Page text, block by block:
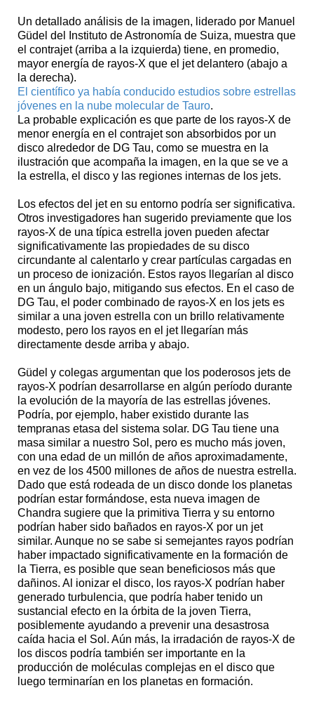
Un detallado análisis de la imagen, liderado por Manuel
Güdel del Instituto de Astronomía de Suiza, muestra que
el contrajet (arriba a la izquierda) tiene, en promedio,
mayor energía de rayos-X que el jet delantero (abajo a
la derecha).
El científico ya había conducido estudios sobre estrellas
jóvenes en la nube molecular de Tauro.
La probable explicación es que parte de los rayos-X de
menor energía en el contrajet son absorbidos por un
disco alrededor de DG Tau, como se muestra en la
ilustración que acompaña la imagen, en la que se ve a
la estrella, el disco y las regiones internas de los jets.
Los efectos del jet en su entorno podría ser significativa.
Otros investigadores han sugerido previamente que los
rayos-X de una típica estrella joven pueden afectar
significativamente las propiedades de su disco
circundante al calentarlo y crear partículas cargadas en
un proceso de ionización. Estos rayos llegarían al disco
en un ángulo bajo, mitigando sus efectos. En el caso de
DG Tau, el poder combinado de rayos-X en los jets es
similar a una joven estrella con un brillo relativamente
modesto, pero los rayos en el jet llegarían más
directamente desde arriba y abajo.
Güdel y colegas argumentan que los poderosos jets de
rayos-X podrían desarrollarse en algún período durante
la evolución de la mayoría de las estrellas jóvenes.
Podría, por ejemplo, haber existido durante las
tempranas etasa del sistema solar. DG Tau tiene una
masa similar a nuestro Sol, pero es mucho más joven,
con una edad de un millón de años aproximadamente,
en vez de los 4500 millones de años de nuestra estrella.
Dado que está rodeada de un disco donde los planetas
podrían estar formándose, esta nueva imagen de
Chandra sugiere que la primitiva Tierra y su entorno
podrían haber sido bañados en rayos-X por un jet
similar. Aunque no se sabe si semejantes rayos podrían
haber impactado significativamente en la formación de
la Tierra, es posible que sean beneficiosos más que
dañinos. Al ionizar el disco, los rayos-X podrían haber
generado turbulencia, que podría haber tenido un
sustancial efecto en la órbita de la joven Tierra,
posiblemente ayudando a prevenir una desastrosa
caída hacia el Sol. Aún más, la irradación de rayos-X de
los discos podría también ser importante en la
producción de moléculas complejas en el disco que
luego terminarían en los planetas en formación.